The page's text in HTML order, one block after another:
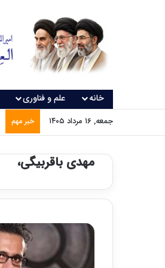
خانه علم و فناوری
جمعه, ۱۶ مرداد ۱۴۰۵ خبر مهم
مهدی باقربیگی،